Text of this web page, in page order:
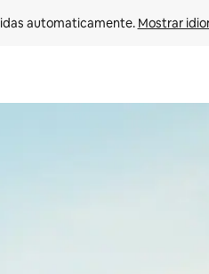
automaticamente. Mostrar